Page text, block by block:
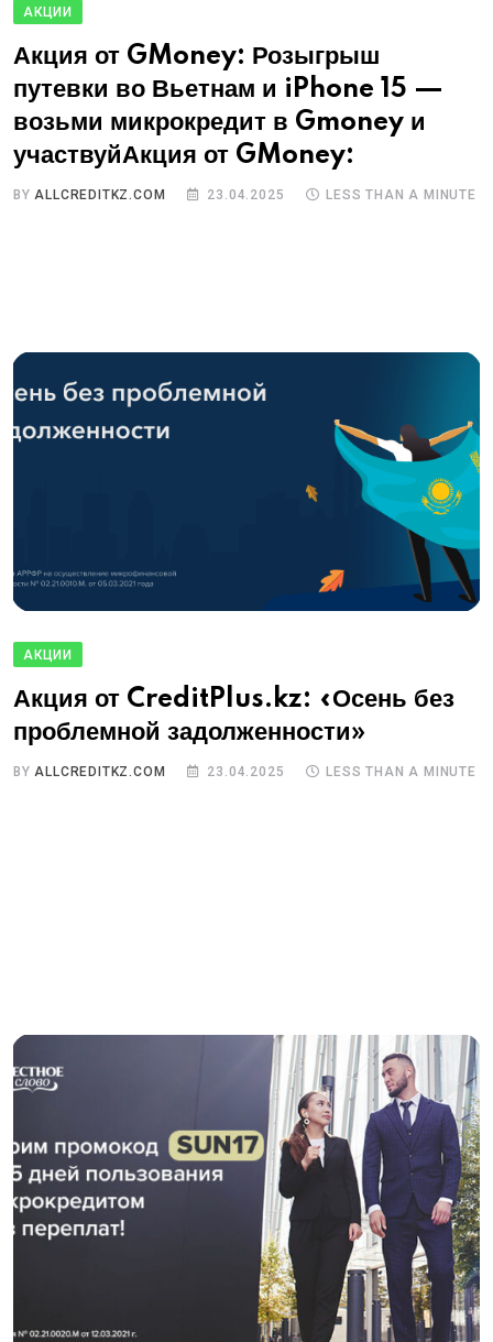
АКЦИИ
Акция от GMoney: Розыгрыш
путевки во Вьетнам и iPhone 15 —
возьми микрокредит в Gmoney и
участвуйАкция от GMoney:
BYALLCREDITKZ.COM 23.04.2025 LESS THAN A MINUTE
АКЦИИ
Акция от CreditPlus.kz: «Осень без
проблемной задолженности»
BY ALLCREDITKZ.COM 23.04.2025 LESS THAN A MINUTE